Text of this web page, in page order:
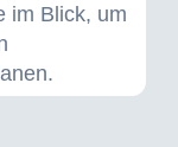
im Blick, um